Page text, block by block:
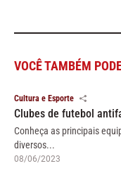
VOCÊ TAMBÉM
Cultura e Esporte
Clubes de futebol
Conheça as principais
diversos...
08/06/2023